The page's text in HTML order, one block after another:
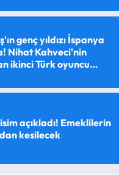
genç yıldızı İspanya
Nihat Kahveci'nin
ikinci Türk oyuncu
açıkladı! Emeklilerin
kesilecek